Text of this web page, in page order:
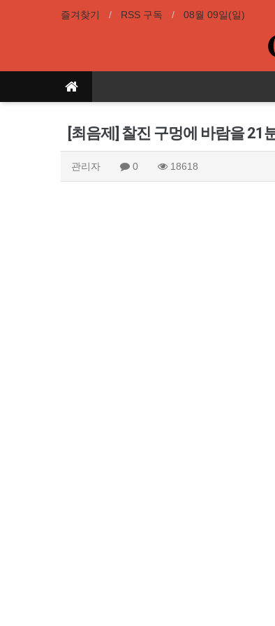
즐겨찾기 RSS 구독 08월 09일(일)
[최음제] 찰진 구멍에 바람을 21
관리자 0 18618